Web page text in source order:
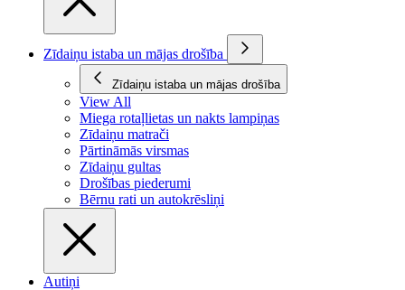
Zīdaiņu istaba un mājas drošība
Zīdaiņu istaba un mājas drošība
View All
Miega rotaļlietas un nakts lampiņas
Zīdaiņu matrači
Pārtināmās virsmas
Zīdaiņu gultas
Drošības piederumi
Bērnu rati un autokrēsliņi
Autiņi